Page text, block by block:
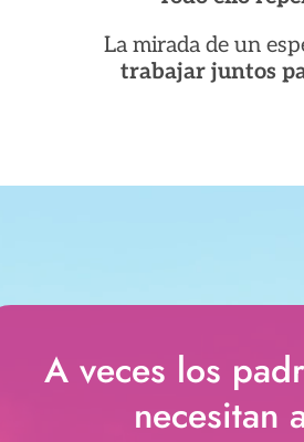
La mirada de un
trabajar juntos
A veces los
necesitan